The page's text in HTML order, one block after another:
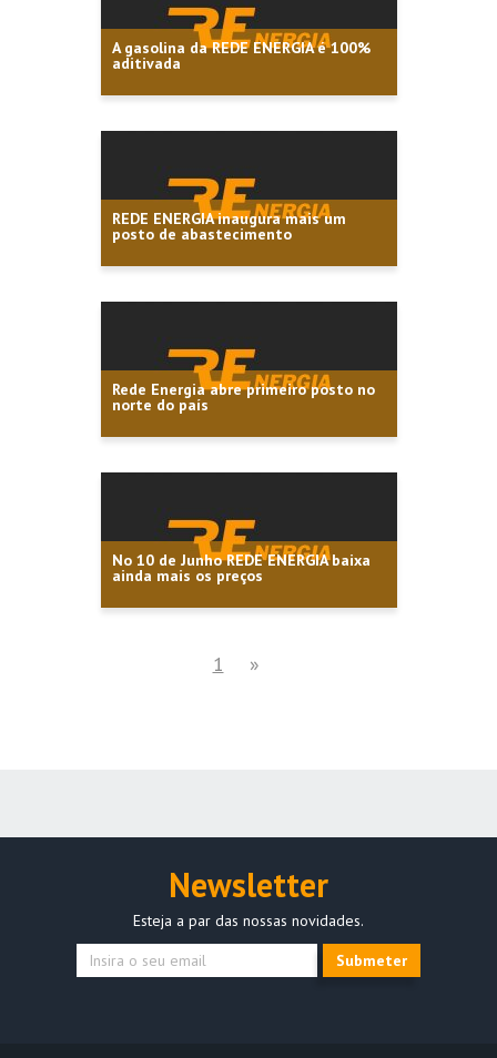
A gasolina da REDE ENERGIA é 100%
aditivada
REDE ENERGIA inaugura mais um
posto de abastecimento
Rede Energia abre primeiro posto no
norte do país
No 10 de Junho REDE ENERGIA baixa
ainda mais os preços
1 »Next
Newsletter
Esteja a par das nossas novidades.
Submeter